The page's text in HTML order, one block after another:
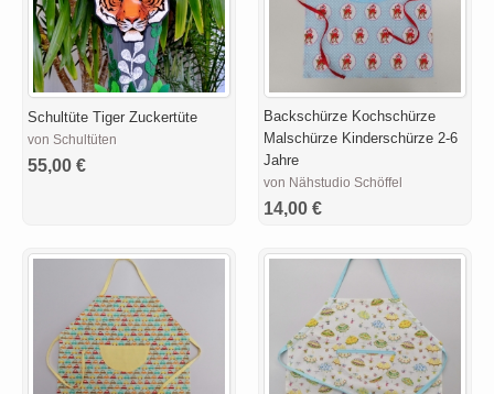
Schultüte Tiger Zuckertüte
von Schultüten
55,00 €
Backschürze Kochschürze
Malschürze Kinderschürze 2-6
Jahre
von Nähstudio Schöffel
14,00 €